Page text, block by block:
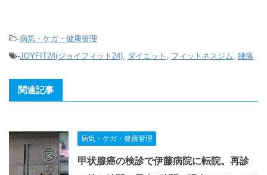
-病気・ケガ・健康管理
-JOYFIT24(ジョイフィット24), ダイエット , フィットネスジム, 腰痛
関連記事
病気・ケガ・健康管理
甲状腺癌の検診で伊藤病院に転院。再診